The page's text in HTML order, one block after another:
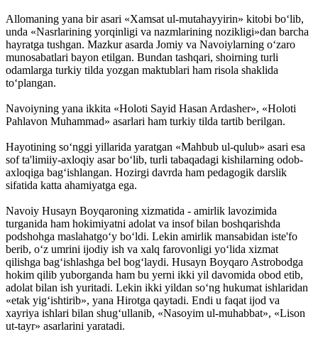
Allomaning yana bir asari «Xamsat ul-mutahayyirin» kitobi bo‘lib,
unda «Nasrlarining yorqinligi va nazmlarining nozikligi»dan barcha
hayratga tushgan. Mazkur asarda Jomiy va Navoiylarning o‘zaro
munosabatlari bayon etilgan. Bundan tashqari, shoirning turli
odamlarga turkiy tilda yozgan maktublari ham risola shaklida
to‘plangan.
Navoiyning yana ikkita «Holoti Sayid Hasan Ardasher», «Holoti
Pahlavon Muhammad» asarlari ham turkiy tilda tartib berilgan.
Hayotining so‘nggi yillarida yaratgan «Mahbub ul-qulub» asari esa
sof ta'limiiy-axloqiy asar bo‘lib, turli tabaqadagi kishilarning odob-
axloqiga bag‘ishlangan. Hozirgi davrda ham pedagogik darslik
sifatida katta ahamiyatga ega.
Navoiy Husayn Boyqaroning xizmatida - amirlik lavozimida
turganida ham hokimiyatni adolat va insof bilan boshqarishda
podshohga maslahatgo‘y bo‘ldi. Lekin amirlik mansabidan iste'fo
berib, o‘z umrini ijodiy ish va xalq farovonligi yo‘lida xizmat
qilishga bag‘ishlashga bel bog‘laydi. Husayn Boyqa­ro Astrobodga
hokim qilib yuborganda ham bu yerni ikki yil davomida obod etib,
adolat bilan ish yuritadi. Lekin ikki yildan so‘ng hukumat ishlaridan
«etak yig‘ishtirib», yana Hirotga qaytadi. Endi u faqat ijod va
xayriya ishlari bilan shug‘ullanib, «Nasoyim ul-muhabbat», «Lison
ut-tayr» asarlarini yaratadi.